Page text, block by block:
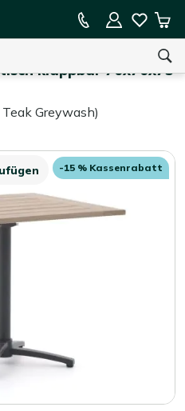
Warenkorb.
die gesamte Kollektion
klappbar 70x70x75
Greywash)
-15 % Kassenrabatt